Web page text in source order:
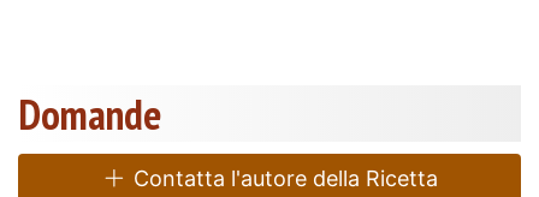
Domande
Contatta l'autore della Ricetta